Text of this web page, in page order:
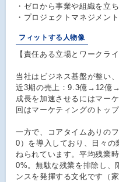
・ゼロから事業や組織を立
・プロジェクトマネジメン
フィットする人物像
【責任ある立場とワークラ
当社はビジネス基盤が整い
近3期の売上：9.3億→12億
成長を加速させるにはマー
回はマーケティングのトッ
一方で、コアタイムありの
0）を導入しており、日々
ねられています。平均残業
0%。無駄な残業を排除し、
ンスを発揮する文化です（